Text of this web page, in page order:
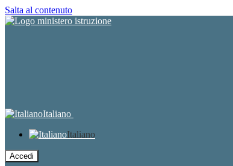
Salta al contenuto
Italiano
Italiano
Accedi